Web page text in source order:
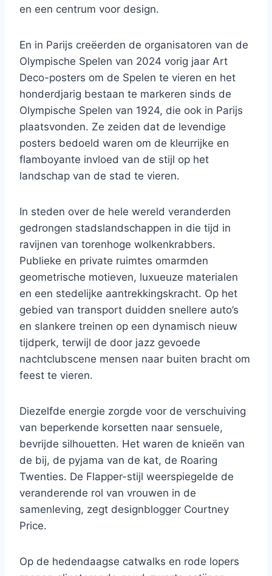
en een centrum voor design.
En in Parijs creëerden de organisatoren van de
Olympische Spelen van 2024 vorig jaar Art
Deco-posters om de Spelen te vieren en het
honderdjarig bestaan ​​te markeren sinds de
Olympische Spelen van 1924, die ook in Parijs
plaatsvonden. Ze zeiden dat de levendige
posters bedoeld waren om de kleurrijke en
flamboyante invloed van de stijl op het
landschap van de stad te vieren.
In steden over de hele wereld veranderden
gedrongen stadslandschappen in die tijd in
ravijnen van torenhoge wolkenkrabbers.
Publieke en private ruimtes omarmden
geometrische motieven, luxueuze materialen
en een stedelijke aantrekkingskracht. Op het
gebied van transport duidden snellere auto’s
en slankere treinen op een dynamisch nieuw
tijdperk, terwijl de door jazz gevoede
nachtclubscene mensen naar buiten bracht om
feest te vieren.
Diezelfde energie zorgde voor de verschuiving
van beperkende korsetten naar sensuele,
bevrijde silhouetten. Het waren de knieën van
de bij, de pyjama van de kat, de Roaring
Twenties. De Flapper-stijl weerspiegelde de
veranderende rol van vrouwen in de
samenleving, zegt designblogger Courtney
Price.
Op de hedendaagse catwalks en rode lopers